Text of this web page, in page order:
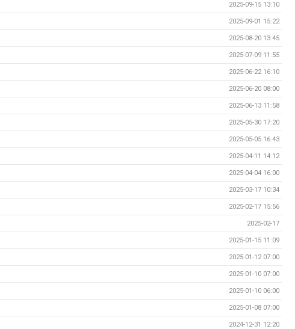
2025-09-15 13:10
2025-09-01 15:22
2025-08-20 13:45
2025-07-09 11:55
2025-06-22 16:10
2025-06-20 08:00
2025-06-13 11:58
2025-05-30 17:20
2025-05-05 16:43
2025-04-11 14:12
2025-04-04 16:00
2025-03-17 10:34
2025-02-17 15:56
2025-02-17
2025-01-15 11:09
2025-01-12 07:00
2025-01-10 07:00
2025-01-10 06:00
2025-01-08 07:00
2024-12-31 12:20